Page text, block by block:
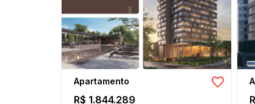
Apartamento
R$ 1.844.289